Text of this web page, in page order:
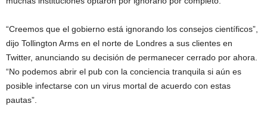
“Creemos que el gobierno está ignorando los consejos científicos”,
dijo Tollington Arms en el norte de Londres a sus clientes en
Twitter, anunciando su decisión de permanecer cerrado por ahora.
“No podemos abrir el pub con la conciencia tranquila si aún es
posible infectarse con un virus mortal de acuerdo con estas
pautas”.